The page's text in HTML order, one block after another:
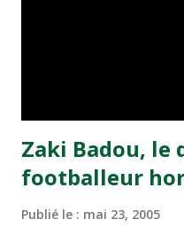
Zaki Badou, le
footballeur
Publié le : mai 23, 2005